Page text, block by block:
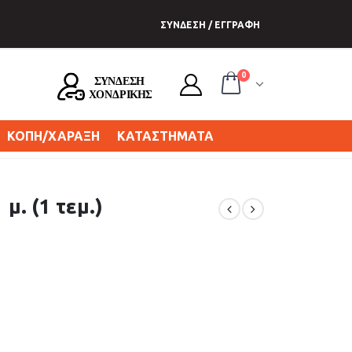
ΣΥΝΔΕΣΗ / ΕΓΓΡΑΦΗ
0
ΚΟΠΗ/ΧΑΡΑΞΗ ΚΑΤΑΣΤΗΜΑΤΑ
μ. (1 τεμ.)